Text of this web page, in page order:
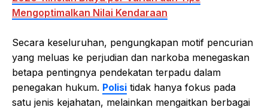
Mengoptimalkan Nilai Kendaraan
Secara keseluruhan, pengungkapan motif pencurian
yang meluas ke perjudian dan narkoba menegaskan
betapa pentingnya pendekatan terpadu dalam
penegakan hukum. Polisi tidak hanya fokus pada
satu jenis kejahatan, melainkan mengaitkan berbagai